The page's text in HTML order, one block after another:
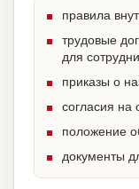
правила
трудовые
для
приказы о
согласия на
положение
документы